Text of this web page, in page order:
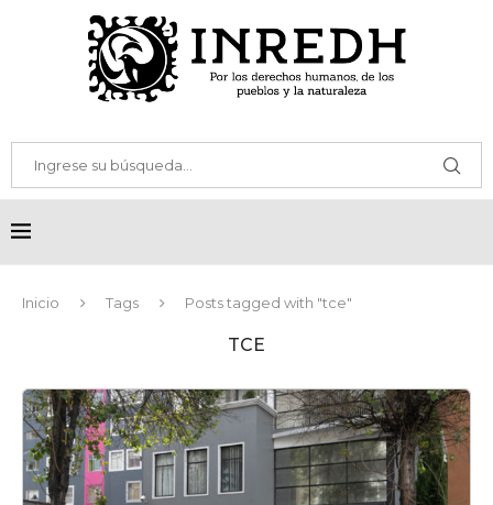
Inicio Tags Posts tagged with "tce"
TCE